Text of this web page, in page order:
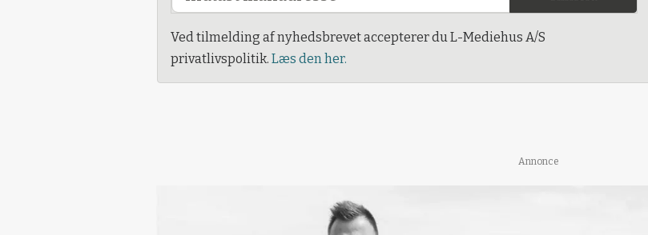
Ved tilmelding af nyhedsbrevet accepterer du L-Mediehus A/S
privatlivspolitik. Læs den her.
Annonce